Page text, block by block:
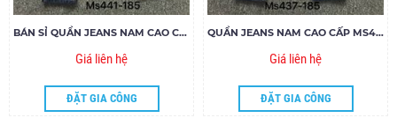
BÁN SỈ QUẦN JEANS NAM CAO CẤP MS441-H185
Giá liên hệ
ĐẶT GIA CÔNG
QUẦN JEANS NAM CAO CẤP MS437-G185
Giá liên hệ
ĐẶT GIA CÔNG